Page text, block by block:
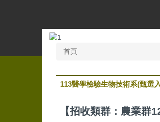
容
首頁
113醫學檢驗生物技術系(甄選
【招收類群：農業群